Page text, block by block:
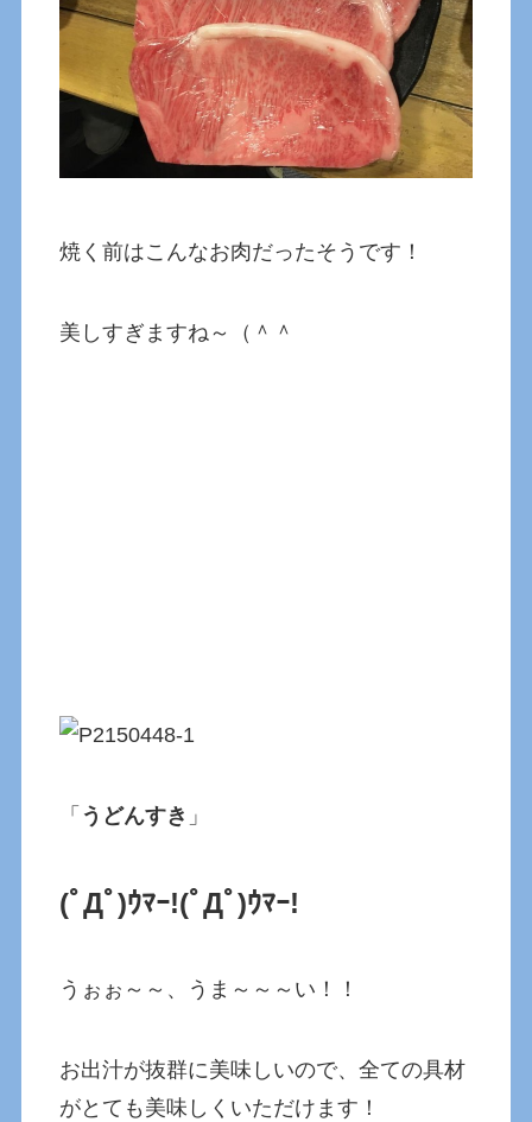
焼く前はこんなお肉だったそうです！
美しすぎますね～（＾＾
「 うどんすき 」
(ﾟДﾟ)ｳﾏｰ!(ﾟДﾟ)ｳﾏｰ!
うぉぉ～～、うま～～～い！！
お出汁が抜群に美味しいので、全ての具材
がとても美味しくいただけます！